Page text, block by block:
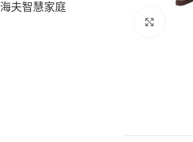
海夫智慧家庭